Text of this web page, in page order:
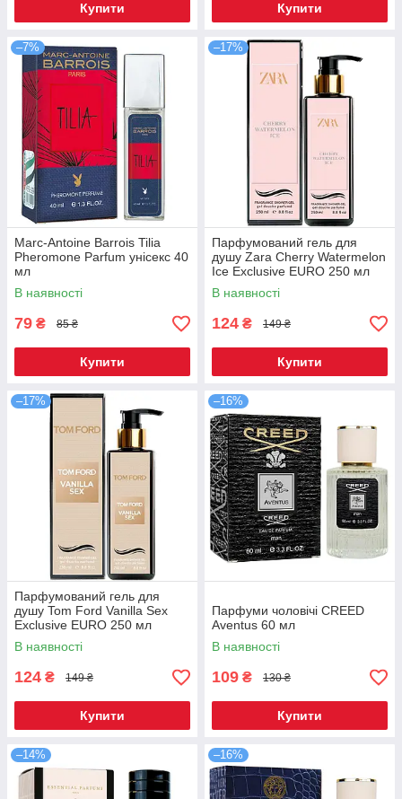
Купити Купити
–7%
Marc-Antoine Barrois Tilia
Pheromone Parfum унісекс 40
мл
В наявності
79 ₴ 85 ₴
Купити
–17%
Парфумований гель для
душу Zara Cherry Watermelon
Ice Exclusive EURO 250 мл
В наявності
124 ₴ 149 ₴
Купити
–17%
Парфумований гель для
душу Tom Ford Vanilla Sex
Exclusive EURO 250 мл
В наявності
124 ₴ 149 ₴
Купити
–16%
Парфуми чоловічі CREED
Aventus 60 мл
В наявності
109 ₴ 130 ₴
Купити
–14% –16%